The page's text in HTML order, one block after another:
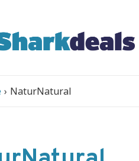
NaturNatural